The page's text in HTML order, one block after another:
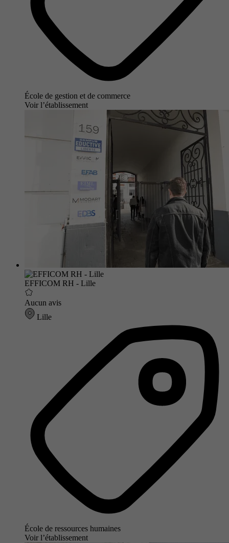
École de gestion et de commerce
Voir l’établissement
EFFICOM RH - Lille
Aucun avis
Lille
École de ressources humaines
Voir l’établissement